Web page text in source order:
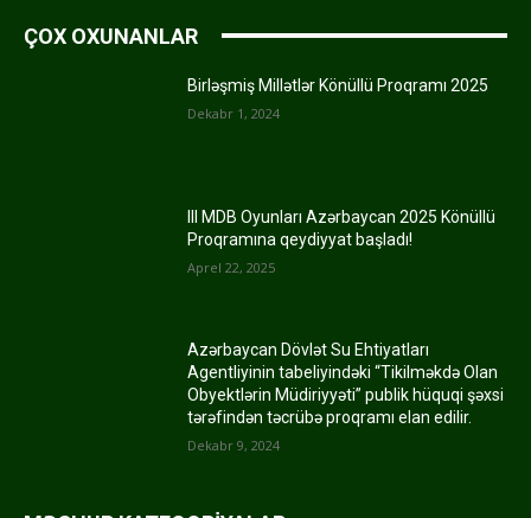
ÇOX OXUNANLAR
Birləşmiş Millətlər Könüllü Proqramı 2025
Dekabr 1, 2024
III MDB Oyunları Azərbaycan 2025 Könüllü
Proqramına qeydiyyat başladı!
Aprel 22, 2025
Azərbaycan Dövlət Su Ehtiyatları
Agentliyinin tabeliyindəki “Tikilməkdə Olan
Obyektlərin Müdiriyyəti” publik hüquqi şəxsi
tərəfindən təcrübə proqramı elan edilir.
Dekabr 9, 2024